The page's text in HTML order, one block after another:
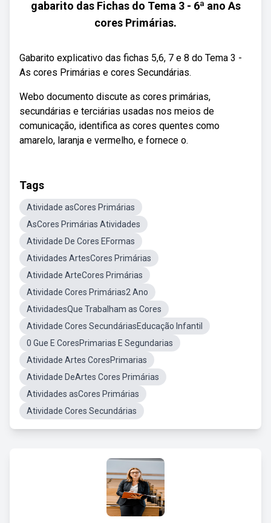
gabarito das Fichas do Tema 3 - 6ª ano As
cores Primárias.
Gabarito explicativo das fichas 5,6, 7 e 8 do Tema 3 -
As cores Primárias e cores Secundárias.
Webo documento discute as cores primárias,
secundárias e terciárias usadas nos meios de
comunicação, identifica as cores quentes como
amarelo, laranja e vermelho, e fornece o.
Tags
Atividade asCores Primárias
AsCores Primárias Atividades
Atividade De Cores EFormas
Atividades ArtesCores Primárias
Atividade ArteCores Primárias
Atividade Cores Primárias2 Ano
AtividadesQue Trabalham as Cores
Atividade Cores SecundáriasEducação Infantil
0 Gue E CoresPrimarias E Segundarias
Atividade Artes CoresPrimarias
Atividade DeArtes Cores Primárias
Atividades asCores Primárias
Atividade Cores Secundárias